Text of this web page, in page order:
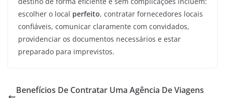
escolher o local perfeito, contratar fornecedores locais
confiáveis, comunicar claramente com convidados,
providenciar os documentos necessários e estar
preparado para imprevistos.
Benefícios De Contratar Uma Agência De Viagens